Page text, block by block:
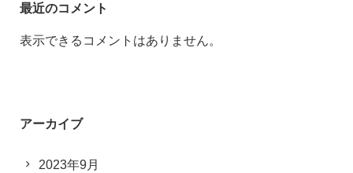
最近のコメント
表示できるコメントはありません。
アーカイブ
2023年9月